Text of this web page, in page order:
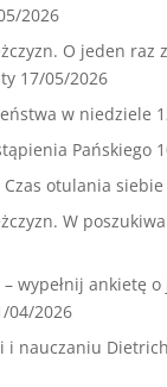
2026
O jeden raz
17/05/2026
w niedziele
Pańskiego
otulania siebie
W
wypełnij ankietę o
04/2026
i nauczaniu